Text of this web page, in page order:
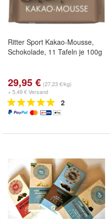
Ritter Sport Kakao-Mousse,
Schokolade, 11 Tafeln je 100g
29,95 € (27,23 €/kg)
+ 5,49 € Versand
2